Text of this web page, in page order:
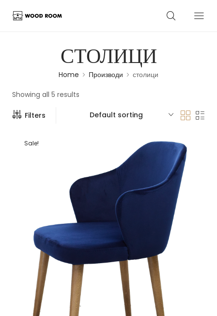
СТОЛИЦИ
Home Производи столици
Showing all 5 results
Filters Default sorting
Sale!